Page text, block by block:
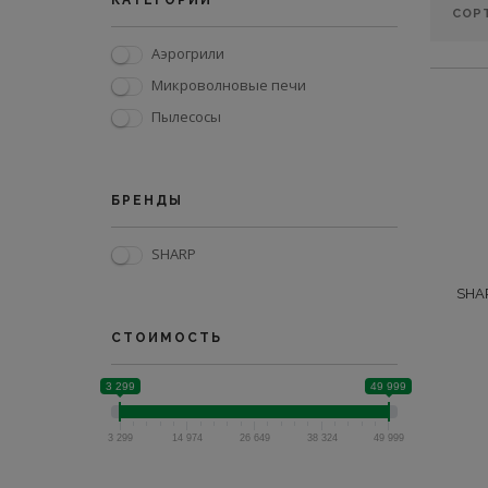
Аэрогрили
Микроволновые печи
Пылесосы
БРЕНДЫ
SHARP
СТОИМОСТЬ
3 299 49 999
3 299 14 974 26 649 38 324 49 999